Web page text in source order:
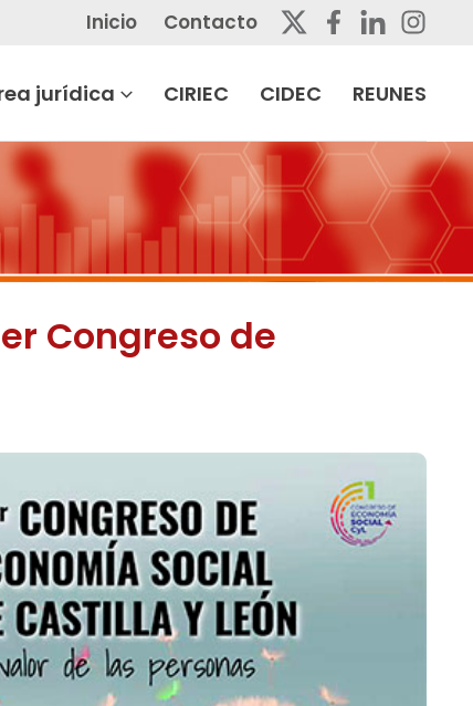
Inicio Contacto
jurídica CIRIEC CIDEC REUNES
Congreso de